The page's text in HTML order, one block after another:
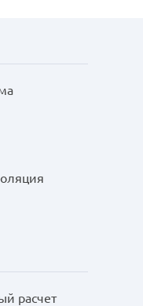
расчет